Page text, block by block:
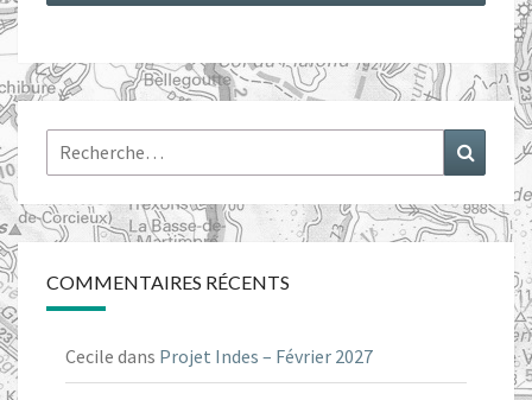
Rechercher :
COMMENTAIRES RÉCENTS
Cecile dans Projet Indes – Février 2027